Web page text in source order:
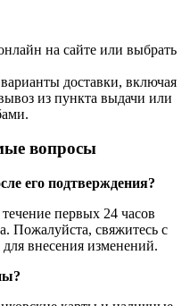
на сайте или выбрать
доставки, включая
из пункта выдачи или
вопросы
его подтверждения?
первых 24 часов
Пожалуйста, свяжитесь с
внесения изменений.